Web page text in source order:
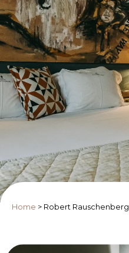
Home > Robert Rauschenberg